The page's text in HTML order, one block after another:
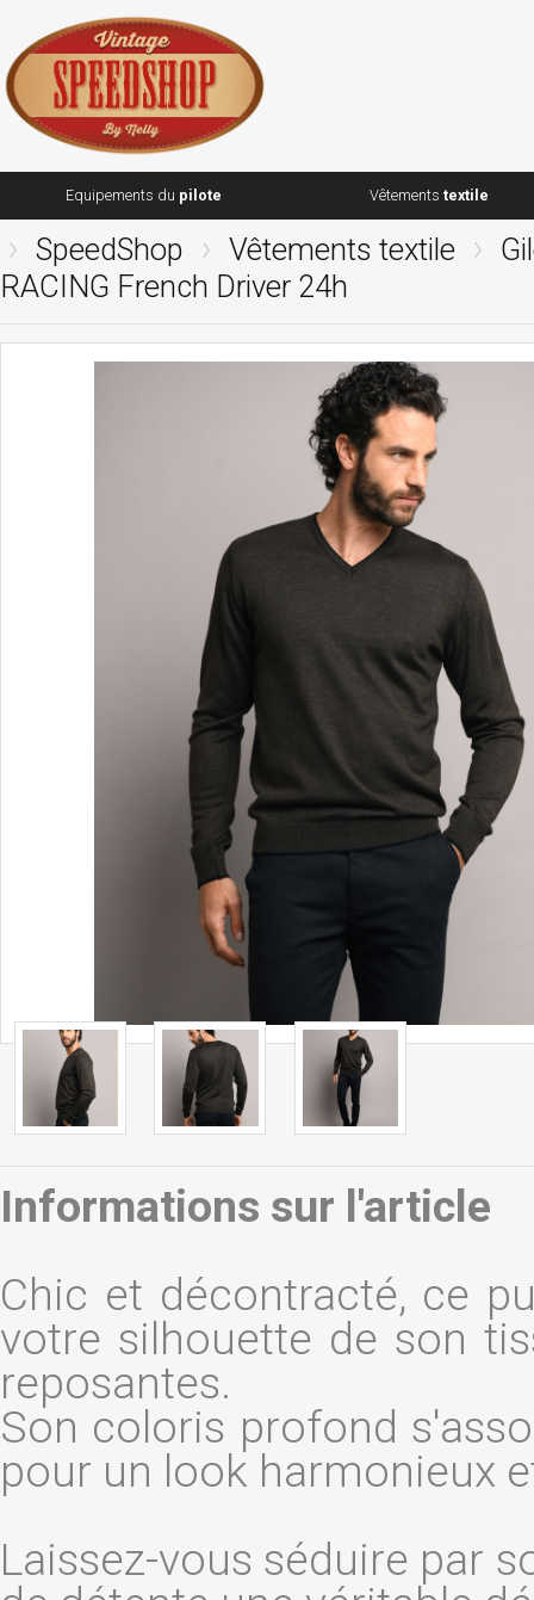
Equipements du pilote Vêtements textile
SpeedShop Vêtements textile
RACING French Driver 24h
Informations sur l'article
Chic et décontracté, ce
votre silhouette de son
reposantes.
Son coloris profond
pour un look harmonieux
Laissez-vous séduire par